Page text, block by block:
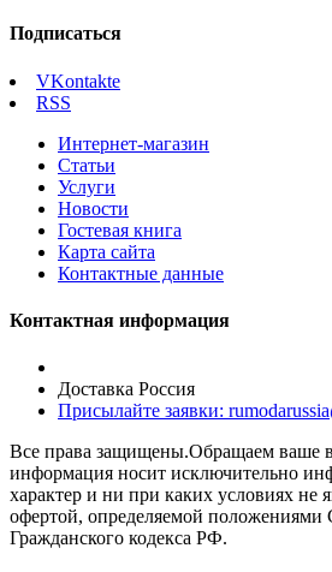
Подписаться
VKontakte
RSS
Интернет-магазин
Статьи
Услуги
Новости
Гостевая книга
Карта сайта
Контактные данные
Контактная информация
Доставка Россия
Присылайте заявки:
Все права защищены.Обращаем ваше
информация носит исключительно
характер и ни при каких условиях не
офертой, определяемой положениями
Гражданского кодекса РФ.